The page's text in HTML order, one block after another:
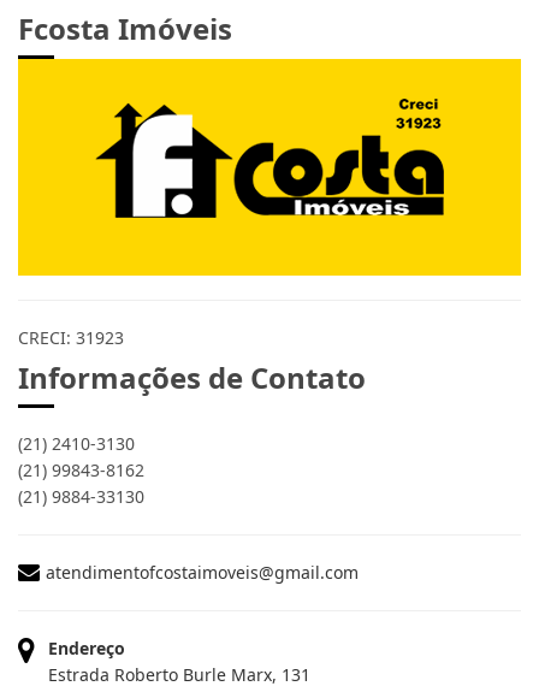
Fcosta Imóveis
CRECI: 31923
Informações de Contato
(21) 2410-3130
(21) 99843-8162
(21) 9884-33130
atendimentofcostaimoveis@gmail.com
Endereço
Estrada Roberto Burle Marx, 131